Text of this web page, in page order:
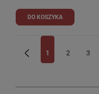
DO KOSZYKA
1 2 3